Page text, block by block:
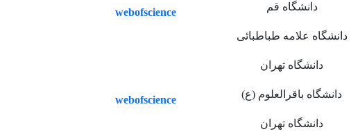
دانشگاه قم webofscience
دانشگاه علامه طباطبائی
دانشگاه تهران
دانشگاه باقرالعلوم (ع) webofscience
دانشگاه تهران